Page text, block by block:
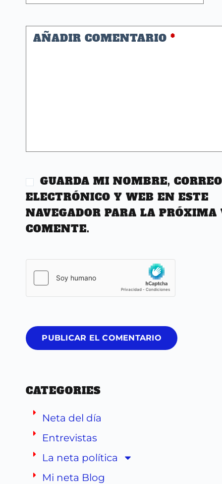
AÑADIR COMENTARIO *
GUARDA MI NOMBRE, CORREO
ELECTRÓNICO Y WEB EN ESTE
NAVEGADOR PARA LA PRÓXIMA
COMENTE.
PUBLICAR EL COMENTARIO
CATEGORIES
Neta del día
Entrevistas
La neta política
Mi neta Blog